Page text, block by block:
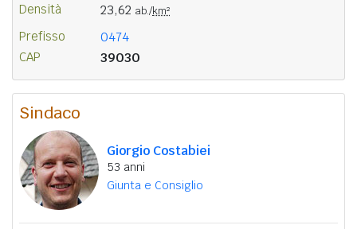
Densità 23,62 ab./km²
Prefisso 0474
CAP 39030
Sindaco
Giorgio Costabiei
53 anni
Giunta e Consiglio